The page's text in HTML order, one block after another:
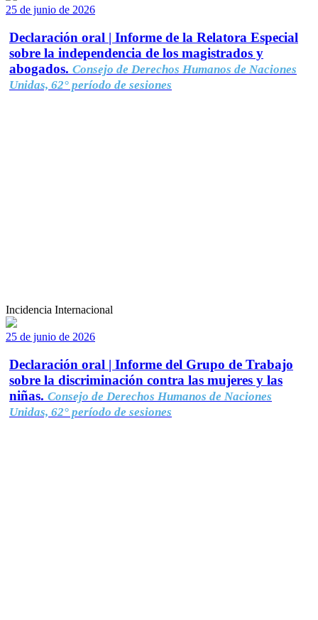
25 de junio de 2026
Declaración oral | Informe de la Relatora Especial
sobre la independencia de los magistrados y
abogados. Consejo de Derechos Humanos de Naciones
Unidas, 62° período de sesiones
Incidencia Internacional
25 de junio de 2026
Declaración oral | Informe del Grupo de Trabajo
sobre la discriminación contra las mujeres y las
niñas. Consejo de Derechos Humanos de Naciones
Unidas, 62° período de sesiones